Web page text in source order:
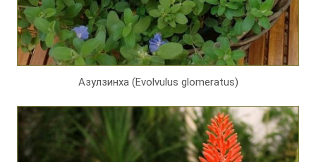
Азулзинха (Evolvulus glomeratus)